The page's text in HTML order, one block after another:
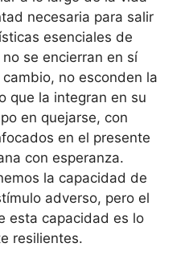
necesaria para salir
esenciales de
se encierran en sí
no esconden la
que la integran en su
en quejarse, con
en el presente
con esperanza.
la capacidad de
adverso, pero el
esta capacidad es lo
resilientes.